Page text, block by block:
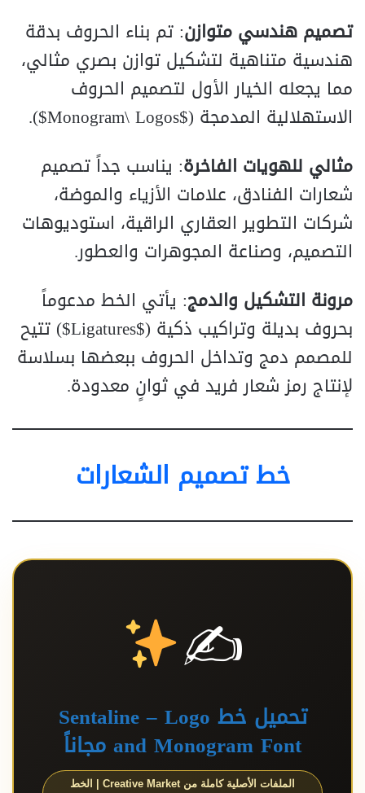
تصميم هندسي متوازن: تم بناء الحروف بدقة
هندسية متناهية لتشكيل توازن بصري مثالي،
مما يجعله الخيار الأول لتصميم الحروف
الاستهلالية المدمجة ($Monogram\ Logos$).
مثالي للهويات الفاخرة: يناسب جداً تصميم
شعارات الفنادق، علامات الأزياء والموضة،
شركات التطوير العقاري الراقية، استوديوهات
التصميم، وصناعة المجوهرات والعطور.
مرونة التشكيل والدمج: يأتي الخط مدعوماً
بحروف بديلة وتراكيب ذكية ($Ligatures$) تتيح
للمصمم دمج وتداخل الحروف ببعضها بسلاسة
لإنتاج رمز شعار فريد في ثوانٍ معدودة.
خط تصميم الشعارات
✍
تحميل خط Sentaline – Logo
and Monogram Font مجاناً
الملفات الأصلية كاملة من Creative Market | الخط